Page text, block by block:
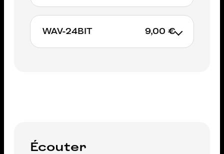
AJOUTER AU PANIER
WAV-24BIT 9,00 €
Écouter